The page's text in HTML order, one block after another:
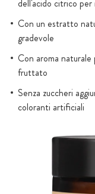
dell'acido citrico
Con un estratto
gradevole
Con aroma
fruttato
Senza zuccheri
coloranti artificiali